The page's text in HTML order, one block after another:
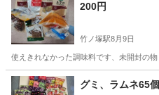
200円
竹ノ塚駅8月9日
使えきれなかった調味料です、未開封の
東京 足立区 竹ノ塚駅
グミ、ラムネ65個